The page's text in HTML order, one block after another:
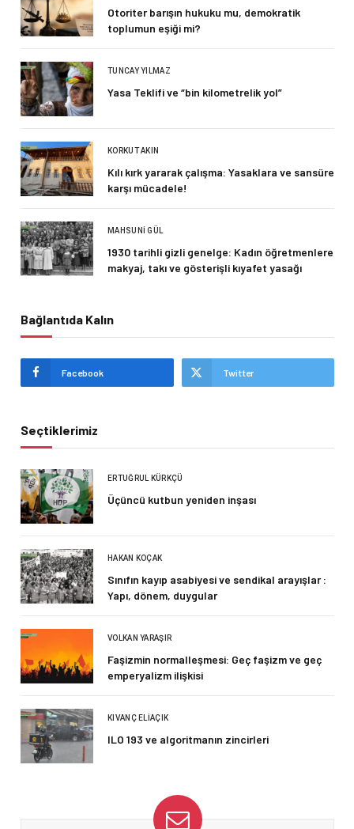
Otoriter barışın hukuku mu, demokratik
toplumun eşiği mi?
TUNCAY YILMAZ
Yasa Teklifi ve “bin kilometrelik yol”
KORKUT AKIN
Kılı kırk yararak çalışma: Yasaklara ve sansüre
karşı mücadele!
MAHSUNI GÜL
1930 tarihli gizli genelge: Kadın öğretmenlere
makyaj, takı ve gösterişli kıyafet yasağı
Bağlantıda Kalın
Facebook Twitter
Seçtiklerimiz
ERTUĞRUL KÜRKÇÜ
Üçüncü kutbun yeniden inşası
HAKAN KOÇAK
Sınıfın kayıp asabiyesi ve sendikal arayışlar :
Yapı, dönem, duygular
VOLKAN YARAŞIR
Faşizmin normalleşmesi: Geç faşizm ve geç
emperyalizm ilişkisi
KIVANÇ ELIAÇIK
ILO 193 ve algoritmanın zincirleri